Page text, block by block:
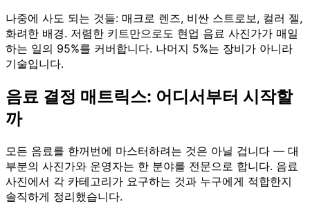
나중에 사도 되는 것들: 매크로 렌즈, 비싼 스트로보, 컬러 젤,
화려한 배경. 저렴한 키트만으로도 현업 음료 사진가가 매일
하는 일의 95%를 커버합니다. 나머지 5%는 장비가 아니라
기술입니다.
음료 결정 매트릭스: 어디서부터 시작할
까
모든 음료를 한꺼번에 마스터하려는 것은 아닐 겁니다 — 대
부분의 사진가와 운영자는 한 분야를 전문으로 합니다. 음료
사진에서 각 카테고리가 요구하는 것과 누구에게 적합한지
솔직하게 정리했습니다.